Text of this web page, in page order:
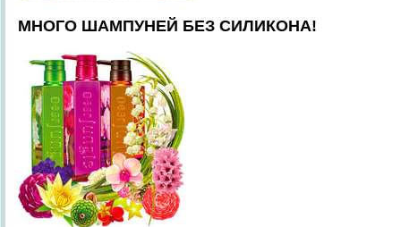
МНОГО ШАМПУНЕЙ БЕЗ СИЛИКОНА!